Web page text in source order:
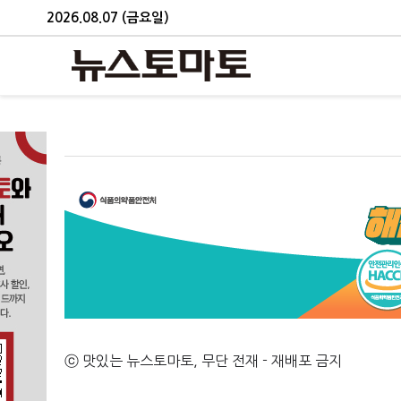
2026.08.07 (금요일)
ⓒ 맛있는 뉴스토마토, 무단 전재 - 재배포 금지